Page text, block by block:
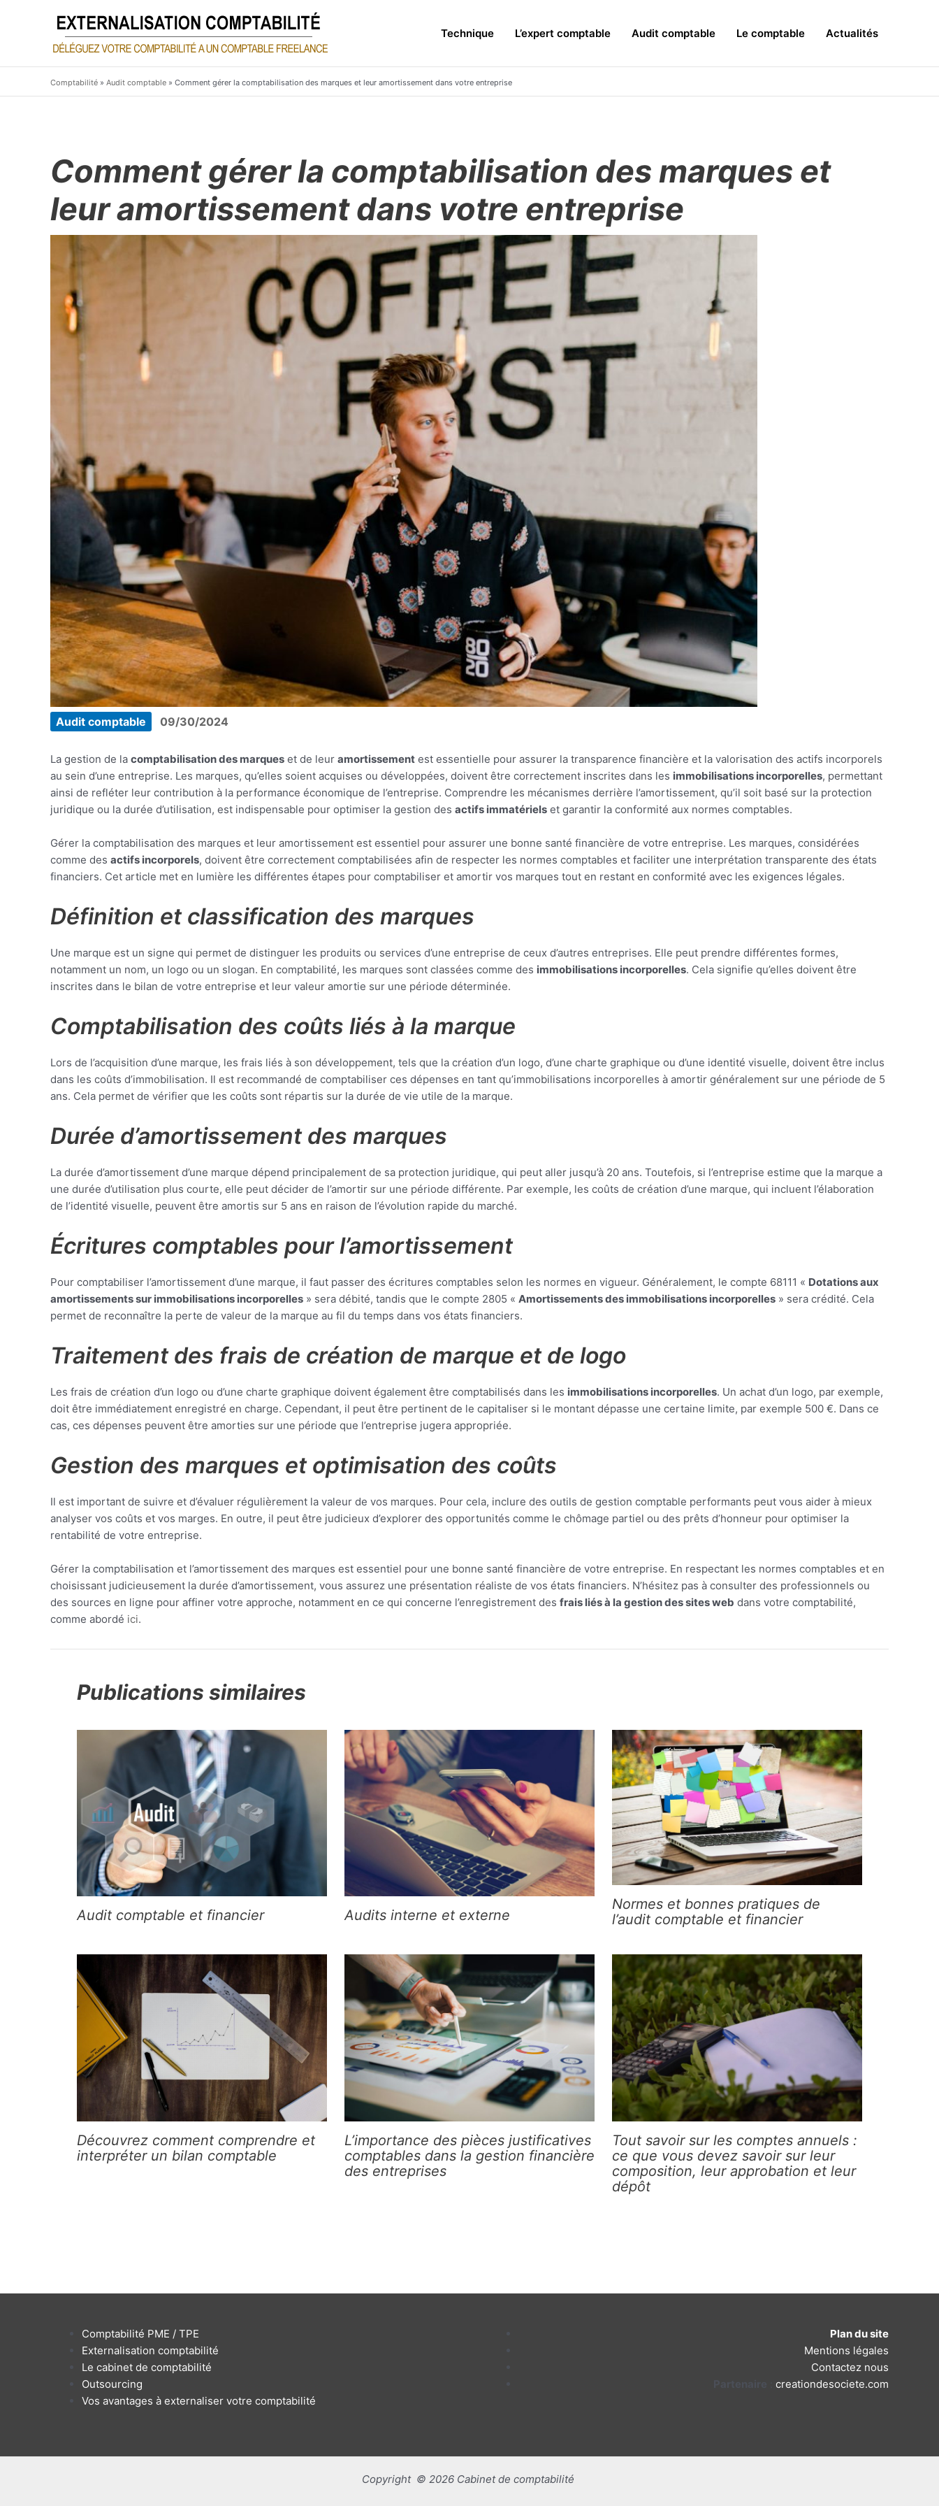
Technique L’expert comptable Audit comptable Le comptable Actualités
Comptabilité » Audit comptable » Comment gérer la comptabilisation des marques et leur amortissement dans votre entreprise
Comment gérer la comptabilisation des marques et
leur amortissement dans votre entreprise
Audit comptable 09/30/2024
La gestion de la comptabilisation des marques et de leur amortissement est essentielle pour assurer la transparence financière et la valorisation des actifs incorporels
au sein d’une entreprise. Les marques, qu’elles soient acquises ou développées, doivent être correctement inscrites dans les immobilisations incorporelles, permettant
ainsi de refléter leur contribution à la performance économique de l’entreprise. Comprendre les mécanismes derrière l’amortissement, qu’il soit basé sur la protection
juridique ou la durée d’utilisation, est indispensable pour optimiser la gestion des actifs immatériels et garantir la conformité aux normes comptables.
Gérer la comptabilisation des marques et leur amortissement est essentiel pour assurer une bonne santé financière de votre entreprise. Les marques, considérées
comme des actifs incorporels, doivent être correctement comptabilisées afin de respecter les normes comptables et faciliter une interprétation transparente des états
financiers. Cet article met en lumière les différentes étapes pour comptabiliser et amortir vos marques tout en restant en conformité avec les exigences légales.
Définition et classification des marques
Une marque est un signe qui permet de distinguer les produits ou services d’une entreprise de ceux d’autres entreprises. Elle peut prendre différentes formes,
notamment un nom, un logo ou un slogan. En comptabilité, les marques sont classées comme des immobilisations incorporelles. Cela signifie qu’elles doivent être
inscrites dans le bilan de votre entreprise et leur valeur amortie sur une période déterminée.
Comptabilisation des coûts liés à la marque
Lors de l’acquisition d’une marque, les frais liés à son développement, tels que la création d’un logo, d’une charte graphique ou d’une identité visuelle, doivent être inclus
dans les coûts d’immobilisation. Il est recommandé de comptabiliser ces dépenses en tant qu’immobilisations incorporelles à amortir généralement sur une période de 5
ans. Cela permet de vérifier que les coûts sont répartis sur la durée de vie utile de la marque.
Durée d’amortissement des marques
La durée d’amortissement d’une marque dépend principalement de sa protection juridique, qui peut aller jusqu’à 20 ans. Toutefois, si l’entreprise estime que la marque a
une durée d’utilisation plus courte, elle peut décider de l’amortir sur une période différente. Par exemple, les coûts de création d’une marque, qui incluent l’élaboration
de l’identité visuelle, peuvent être amortis sur 5 ans en raison de l’évolution rapide du marché.
Écritures comptables pour l’amortissement
Pour comptabiliser l’amortissement d’une marque, il faut passer des écritures comptables selon les normes en vigueur. Généralement, le compte 68111 « Dotations aux
amortissements sur immobilisations incorporelles » sera débité, tandis que le compte 2805 « Amortissements des immobilisations incorporelles » sera crédité. Cela
permet de reconnaître la perte de valeur de la marque au fil du temps dans vos états financiers.
Traitement des frais de création de marque et de logo
Les frais de création d’un logo ou d’une charte graphique doivent également être comptabilisés dans les immobilisations incorporelles. Un achat d’un logo, par exemple,
doit être immédiatement enregistré en charge. Cependant, il peut être pertinent de le capitaliser si le montant dépasse une certaine limite, par exemple 500 €. Dans ce
cas, ces dépenses peuvent être amorties sur une période que l’entreprise jugera appropriée.
Gestion des marques et optimisation des coûts
Il est important de suivre et d’évaluer régulièrement la valeur de vos marques. Pour cela, inclure des outils de gestion comptable performants peut vous aider à mieux
analyser vos coûts et vos marges. En outre, il peut être judicieux d’explorer des opportunités comme le chômage partiel ou des prêts d’honneur pour optimiser la
rentabilité de votre entreprise.
Gérer la comptabilisation et l’amortissement des marques est essentiel pour une bonne santé financière de votre entreprise. En respectant les normes comptables et en
choisissant judicieusement la durée d’amortissement, vous assurez une présentation réaliste de vos états financiers. N’hésitez pas à consulter des professionnels ou
des sources en ligne pour affiner votre approche, notamment en ce qui concerne l’enregistrement des frais liés à la gestion des sites web dans votre comptabilité,
comme abordé ici.
Publications similaires
Audit comptable et financier Audits interne et externe
Normes et bonnes pratiques de
l’audit comptable et financier
Découvrez comment comprendre et
interpréter un bilan comptable
L’importance des pièces justificatives
comptables dans la gestion financière
des entreprises
Tout savoir sur les comptes annuels :
ce que vous devez savoir sur leur
composition, leur approbation et leur
dépôt
Comptabilité PME / TPE
Externalisation comptabilité
Le cabinet de comptabilité
Outsourcing
Vos avantages à externaliser votre comptabilité
Plan du site
Mentions légales
Contactez nous
creationdesociete.com
Copyright © 2026 Cabinet de comptabilité